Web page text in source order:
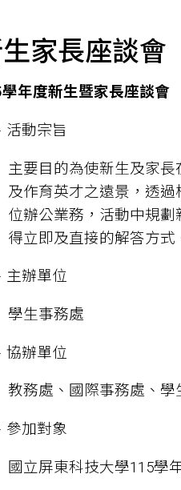
家長座談會
年度新生暨家長座談會
活動宗旨
主要目的為使新生及家
及作育英才之遠景，透
位辦公業務，活動中規
得立即及直接的解答方式
主辦單位
學生事務處
協辦單位
教務處、國際事務處、學
參加對象
國立屏東科技大學115學